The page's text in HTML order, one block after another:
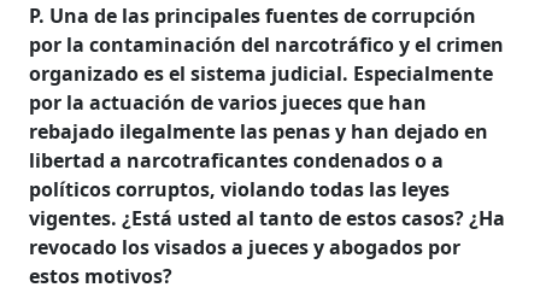
P. Una de las principales fuentes de corrupción
por la contaminación del narcotráfico y el crimen
organizado es el sistema judicial. Especialmente
por la actuación de varios jueces que han
rebajado ilegalmente las penas y han dejado en
libertad a narcotraficantes condenados o a
políticos corruptos, violando todas las leyes
vigentes. ¿Está usted al tanto de estos casos? ¿Ha
revocado los visados a jueces y abogados por
estos motivos?